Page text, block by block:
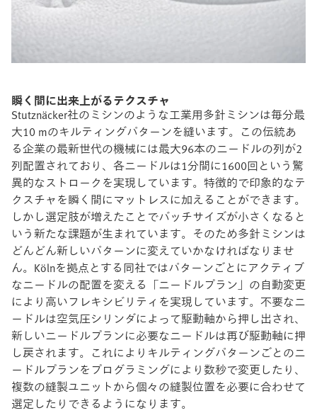
瞬く間に出来上がるテクスチャ
Stutznäcker社のミシンのような工業用多針ミシンは毎分最
大10 mのキルティングパターンを縫います。この伝統あ
る企業の最新世代の機械には最大96本のニードルの列が2
列配置されており、各ニードルは1分間に1600回という驚
異的なストロークを実現しています。特徴的で印象的なテ
クスチャを瞬く間にマットレスに加えることができます。
しかし選定肢が増えたことでバッチサイズが小さくなると
いう新たな課題が生まれています。そのため多針ミシンは
どんどん新しいパターンに変えていかなければなりませ
ん。Kölnを拠点とする同社ではパターンごとにアクティブ
なニードルの配置を変える「ニードルプラン」の自動変更
により高いフレキシビリティを実現しています。不要なニ
ードルは空気圧シリンダによって駆動軸から押し出され、
新しいニードルプランに必要なニードルは再び駆動軸に押
し戻されます。これによりキルティングパターンごとのニ
ードルプランをプログラミングにより数秒で変更したり、
複数の縫製ユニットから個々の縫製位置を必要に合わせて
選定したりできるようになります。